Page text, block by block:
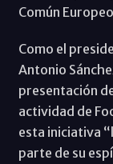
Común
Como el
Antonio
presentación
actividad de
esta iniciativa
parte de su